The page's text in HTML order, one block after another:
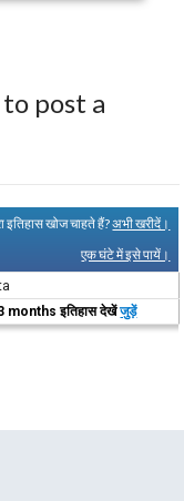
to post a
खोज चाहते हैं?अभी खरीदें।
एक घंटे में इसे पायें।
months इतिहास देखेंजुड़ें